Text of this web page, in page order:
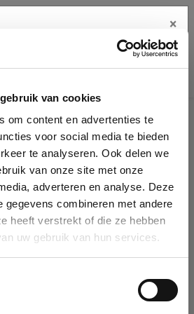
van cookies
om content en advertenties te
voor social media te bieden
te analyseren. Ook delen we
van onze site met onze
adverteren en analyse. Deze
gegevens combineren met andere
heeft verstrekt of die ze hebben
uw gebruik van hun services.
company details
in our database by name, VAT or
is selected it will auto-complete the
company in our database, you can create
×